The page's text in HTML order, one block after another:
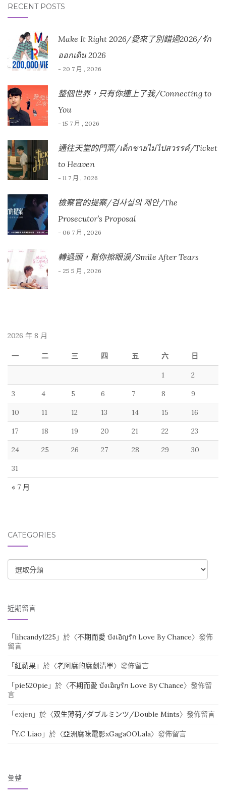
RECENT POSTS
Make It Right 2026/愛來了別錯過2026/รัก
ออกเดิน 2026
- 20 7 月 , 2026
整個世界，只有你連上了我/Connecting to
You
- 15 7 月 , 2026
通往天堂的門票/เด็กชายไม่ไปสวรรค์/Ticket
to Heaven
- 11 7 月 , 2026
檢察官的提案/검사실의 제안/The
Prosecutor’s Proposal
- 06 7 月 , 2026
轉過頭，幫你擦眼淚/Smile After Tears
- 25 5 月 , 2026
2026 年 8 月
一 二 三 四 五 六 日
« 7 月
1 2
3 4 5 6 7 8 9
10 11 12 13 14 15 16
17 18 19 20 21 22 23
24 25 26 27 28 29 30
31
CATEGORIES
CATEGORIES
近期留言
「lihcandy1225 」於〈不期而愛 บังเอิญรัก Love By Chance〉發佈
留言
「紅蘋果 」於〈老阿腐的腐劇清單〉發佈留言
「pie520pie 」於〈不期而愛 บังเอิญรัก Love By Chance〉發佈留
言
「exjen 」於〈双生薄荷/ダブルミンツ/Double Mints〉發佈留言
「Y.C Liao 」於〈亞洲腐味電影xGagaOOLala〉發佈留言
彙整